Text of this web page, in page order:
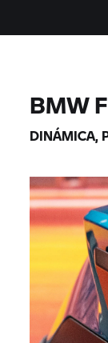
BMW
DINÁMICA,